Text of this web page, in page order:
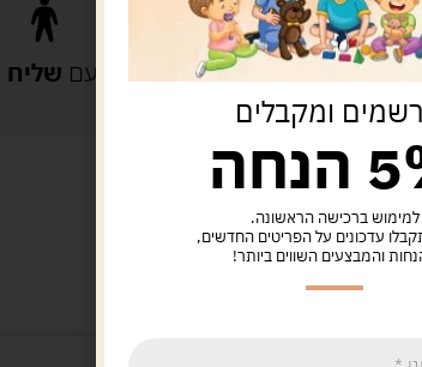
משלוח עם שליח
קשורים
ומקבלים
למימוש ברכישה הראשונה.
עדכונים על הפריטים החדשים,
והמבצעים השווים ביותר!